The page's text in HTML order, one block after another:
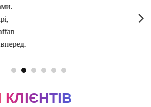
КЛІЄНТІВ